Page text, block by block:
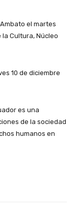
el martes
Cultura, Núcleo
10 de diciembre
es una
de la sociedad
humanos en